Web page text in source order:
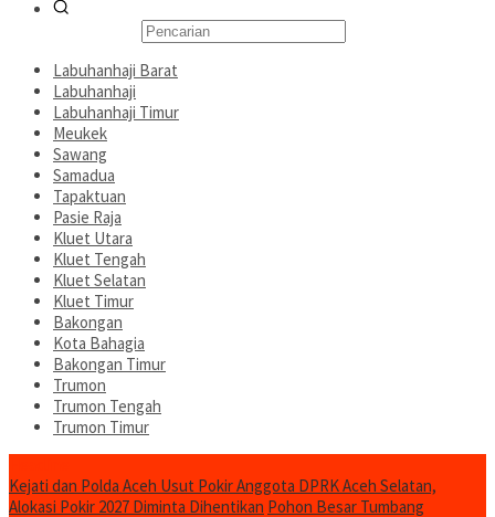
Labuhanhaji Barat
Labuhanhaji
Labuhanhaji Timur
Meukek
Sawang
Samadua
Tapaktuan
Pasie Raja
Kluet Utara
Kluet Tengah
Kluet Selatan
Kluet Timur
Bakongan
Kota Bahagia
Bakongan Timur
Trumon
Trumon Tengah
Trumon Timur
Kejati dan Polda Aceh Usut Pokir Anggota DPRK Aceh Selatan,
Alokasi Pokir 2027 Diminta Dihentikan Pohon Besar Tumbang